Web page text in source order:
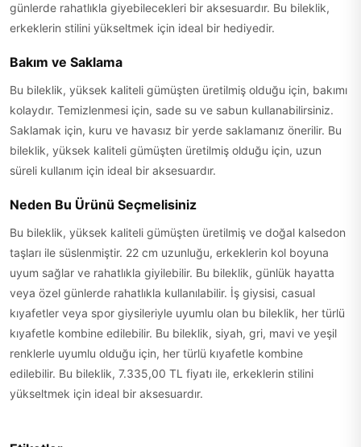
günlerde rahatlıkla giyebilecekleri bir aksesuardır. Bu bileklik,
erkeklerin stilini yükseltmek için ideal bir hediyedir.
Bakım ve Saklama
Bu bileklik, yüksek kaliteli gümüşten üretilmiş olduğu için, bakımı
kolaydır. Temizlenmesi için, sade su ve sabun kullanabilirsiniz.
Saklamak için, kuru ve havasız bir yerde saklamanız önerilir. Bu
bileklik, yüksek kaliteli gümüşten üretilmiş olduğu için, uzun
süreli kullanım için ideal bir aksesuardır.
Neden Bu Ürünü Seçmelisiniz
Bu bileklik, yüksek kaliteli gümüşten üretilmiş ve doğal kalsedon
taşları ile süslenmiştir. 22 cm uzunluğu, erkeklerin kol boyuna
uyum sağlar ve rahatlıkla giyilebilir. Bu bileklik, günlük hayatta
veya özel günlerde rahatlıkla kullanılabilir. İş giysisi, casual
kıyafetler veya spor giysileriyle uyumlu olan bu bileklik, her türlü
kıyafetle kombine edilebilir. Bu bileklik, siyah, gri, mavi ve yeşil
renklerle uyumlu olduğu için, her türlü kıyafetle kombine
edilebilir. Bu bileklik, 7.335,00 TL fiyatı ile, erkeklerin stilini
yükseltmek için ideal bir aksesuardır.